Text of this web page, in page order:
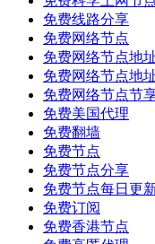
免费线路分享
免费网络节点
免费网络节点地
免费网络节点地
免费网络节点节
免费美国代理
免费翻墙
免费节点
免费节点分享
免费节点每日更
免费订阅
免费香港节点